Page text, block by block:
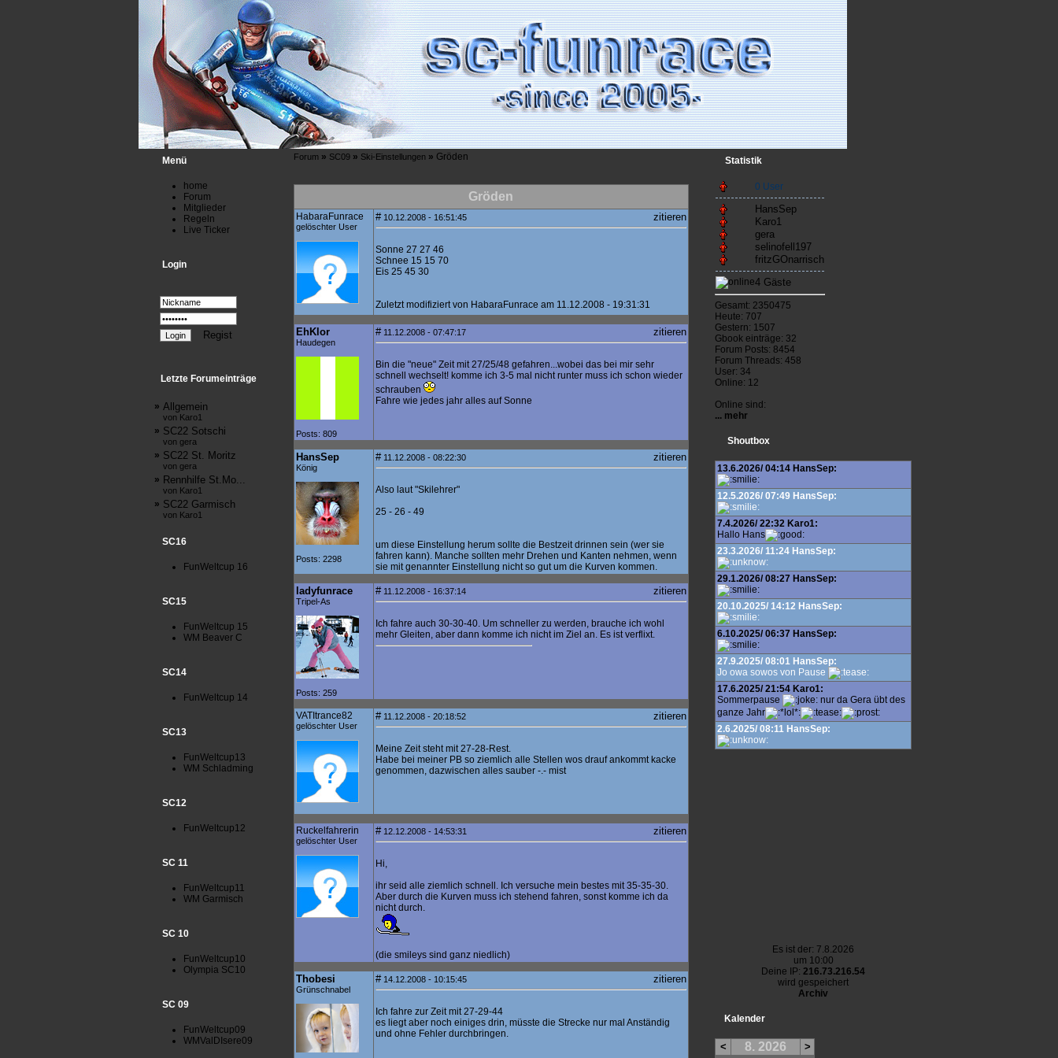
Menü
home
Forum
Mitglieder
Regeln
Live Ticker
Login
Regist
Letzte Forumeinträge
» Allgemein
von Karo1
» SC22 Sotschi
von gera
» SC22 St. Moritz
von gera
» Rennhilfe St.Mo...
von Karo1
» SC22 Garmisch
von Karo1
SC16
FunWeltcup 16
SC15
FunWeltcup 15
WM Beaver C
SC14
FunWeltcup 14
SC13
FunWeltcup13
WM Schladming
SC12
FunWeltcup12
SC 11
FunWeltcup11
WM Garmisch
SC 10
FunWeltcup10
Olympia SC10
SC 09
FunWeltcup09
WMValDIsere09
Forum» SC09» Ski-Einstellungen » Gröden
Gröden
HabaraFunrace
gelöschter User
#10.12.2008 - 16:51:45 zitieren
Sonne 27 27 46
Schnee 15 15 70
Eis 25 45 30
Zuletzt modifiziert von HabaraFunrace am 11.12.2008 - 19:31:31
EhKlor
Haudegen
Posts: 809
#11.12.2008 - 07:47:17 zitieren
Bin die "neue" Zeit mit 27/25/48 gefahren...wobei das bei mir sehr
schnell wechselt! komme ich 3-5 mal nicht runter muss ich schon wieder
schrauben
Fahre wie jedes jahr alles auf Sonne
HansSep
König
Posts: 2298
#11.12.2008 - 08:22:30 zitieren
Also laut "Skilehrer"
25 - 26 - 49
um diese Einstellung herum sollte die Bestzeit drinnen sein (wer sie
fahren kann). Manche sollten mehr Drehen und Kanten nehmen, wenn
sie mit genannter Einstellung nicht so gut um die Kurven kommen.
ladyfunrace
Tripel-As
Posts: 259
#11.12.2008 - 16:37:14 zitieren
Ich fahre auch 30-30-40. Um schneller zu werden, brauche ich wohl
mehr Gleiten, aber dann komme ich nicht im Ziel an. Es ist verflixt.
VATItrance82
gelöschter User
#11.12.2008 - 20:18:52 zitieren
Meine Zeit steht mit 27-28-Rest.
Habe bei meiner PB so ziemlich alle Stellen wos drauf ankommt kacke
genommen, dazwischen alles sauber -.- mist
Ruckelfahrerin
gelöschter User
#12.12.2008 - 14:53:31 zitieren
Hi,
ihr seid alle ziemlich schnell. Ich versuche mein bestes mit 35-35-30.
Aber durch die Kurven muss ich stehend fahren, sonst komme ich da
nicht durch.
(die smileys sind ganz niedlich)
Thobesi
Grünschnabel
#14.12.2008 - 10:15:45 zitieren
Ich fahre zur Zeit mit 27-29-44
es liegt aber noch einiges drin, müsste die Strecke nur mal Anständig
und ohne Fehler durchbringen.
Statistik
0 User
HansSep
Karo1
gera
selinofell197
fritzGOnarrisch
4 Gäste
Gesamt: 2350475
Heute: 707
Gestern: 1507
Gbook einträge: 32
Forum Posts: 8454
Forum Threads: 458
User: 34
Online: 12
Online sind:
... mehr
Shoutbox
13.6.2026/ 04:14 HansSep:
12.5.2026/ 07:49 HansSep:
7.4.2026/ 22:32 Karo1:
Hallo Hans
23.3.2026/ 11:24 HansSep:
29.1.2026/ 08:27 HansSep:
20.10.2025/ 14:12 HansSep:
6.10.2025/ 06:37 HansSep:
27.9.2025/ 08:01 HansSep:
Jo owa sowos von Pause
17.6.2025/ 21:54 Karo1:
Sommerpause
nur da Gera übt des
ganze Jahr
2.6.2025/ 08:11 HansSep:
Es ist der: 7.8.2026
um 10:00
Deine IP: 216.73.216.54
wird gespeichert
Archiv
Kalender
< 8. 2026 >